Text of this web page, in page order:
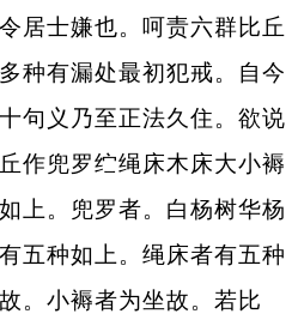
居士嫌也。呵责六群比丘
种有漏处最初犯戒。自今
句义乃至正法久住。欲说
作兜罗纻绳床木床大小褥
上。兜罗者。白杨树华杨
五种如上。绳床者有五种
。小褥者为坐故。若比